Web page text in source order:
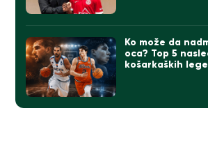
Ko može da
oca? Top 5
košarkaških